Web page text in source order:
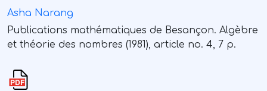
Asha Narang
Publications mathématiques de Besançon. Algèbre
et théorie des nombres (1981), article no. 4, 7 p.